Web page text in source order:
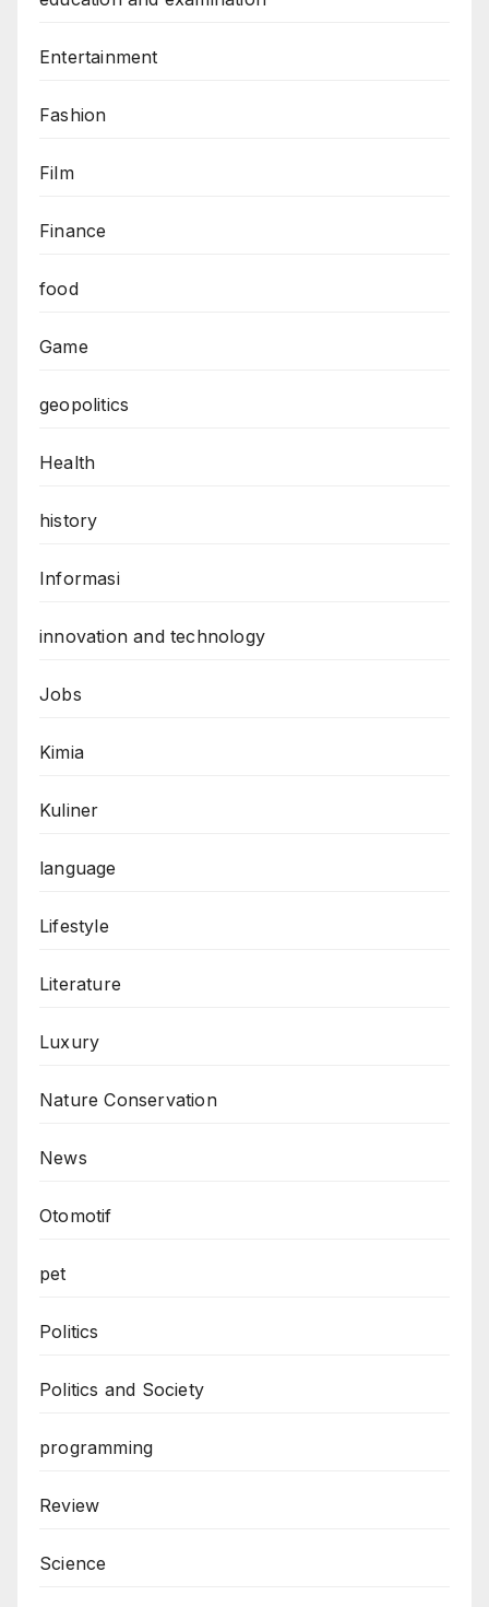
Entertainment
Fashion
Film
Finance
food
Game
geopolitics
Health
history
Informasi
innovation and technology
Jobs
Kimia
Kuliner
language
Lifestyle
Literature
Luxury
Nature Conservation
News
Otomotif
pet
Politics
Politics and Society
programming
Review
Science